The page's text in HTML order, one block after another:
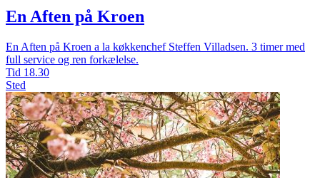
En Aften på Kroen
En Aften på Kroen a la køkkenchef Steffen Villadsen. 3 timer med
full service og ren forkælelse.
Tid 18.30
Sted